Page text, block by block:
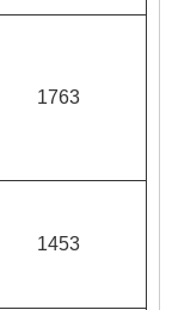
1763
1453